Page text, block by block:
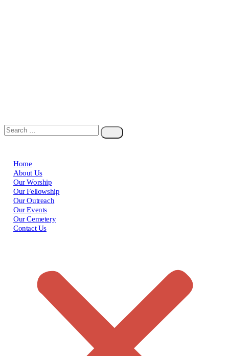
Home
About Us
Our Worship
Our Fellowship
Our Outreach
Our Events
Our Cemetery
Contact Us